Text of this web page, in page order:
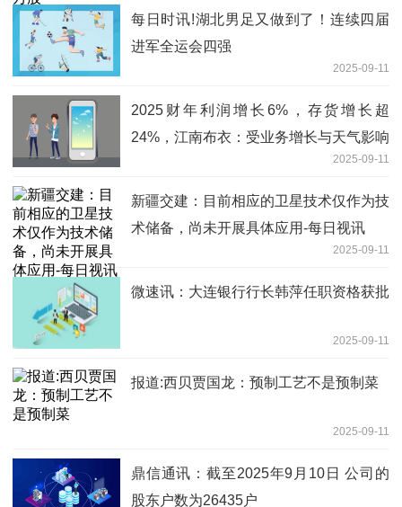
每日时讯!湖北男足又做到了！连续四届
进军全运会四强
2025-09-11
2025财年利润增长6%，存货增长超
24%，江南布衣：受业务增长与天气影响
2025-09-11
新疆交建：目前相应的卫星技术仅作为技
术储备，尚未开展具体应用-每日视讯
2025-09-11
微速讯：大连银行行长韩萍任职资格获批
2025-09-11
报道:西贝贾国龙：预制工艺不是预制菜
2025-09-11
鼎信通讯：截至2025年9月10日 公司的
股东户数为26435户